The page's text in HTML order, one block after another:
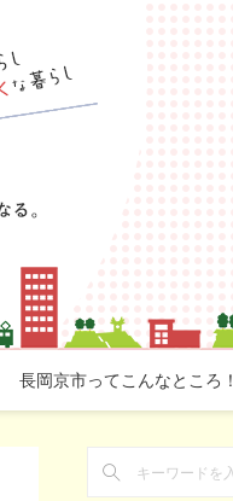
長岡京市ってこんなところ！